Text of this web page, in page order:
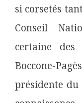
si corsetés
Conseil
certaine des
Boccone-
présidente